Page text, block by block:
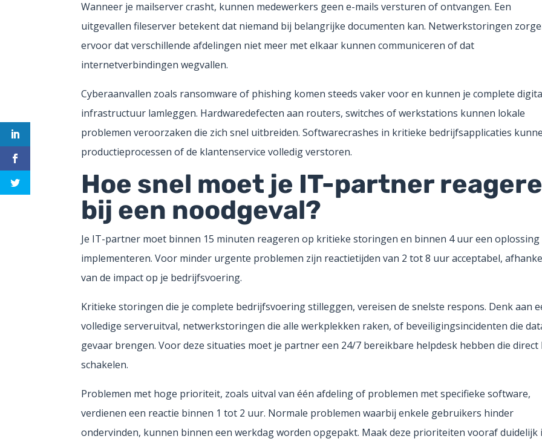
Wanneer je mailserver crasht, kunnen medewerkers geen e-mails versturen of ontvangen. Een
uitgevallen fileserver betekent dat niemand bij belangrijke documenten kan. Netwerkstoringen
ervoor dat verschillende afdelingen niet meer met elkaar kunnen communiceren of dat
internetverbindingen wegvallen.
Cyberaanvallen zoals ransomware of phishing komen steeds vaker voor en kunnen je complete
infrastructuur lamleggen. Hardwaredefecten aan routers, switches of werkstations kunnen lokale
problemen veroorzaken die zich snel uitbreiden. Softwarecrashes in kritieke bedrijfsapplicaties
productieprocessen of de klantenservice volledig verstoren.
Hoe snel moet je IT-partner
bij een noodgeval?
Je IT-partner moet binnen 15 minuten reageren op kritieke storingen en binnen 4 uur een oplossing
implementeren. Voor minder urgente problemen zijn reactietijden van 2 tot 8 uur acceptabel,
van de impact op je bedrijfsvoering.
Kritieke storingen die je complete bedrijfsvoering stilleggen, vereisen de snelste respons. Denk aan
volledige serveruitval, netwerkstoringen die alle werkplekken raken, of beveiligingsincidenten die
gevaar brengen. Voor deze situaties moet je partner een 24/7 bereikbare helpdesk hebben die direct
schakelen.
Problemen met hoge prioriteit, zoals uitval van één afdeling of problemen met specifieke software,
verdienen een reactie binnen 1 tot 2 uur. Normale problemen waarbij enkele gebruikers hinder
ondervinden, kunnen binnen een werkdag worden opgepakt. Maak deze prioriteiten vooraf duidelijk